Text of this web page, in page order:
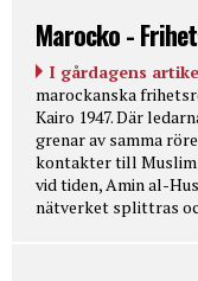
Marocko -
I gårdagens
marockanska
Kairo 1947. Där
grenar av samma
kontakter till
vid tiden, Amin al-
nätverket splittras